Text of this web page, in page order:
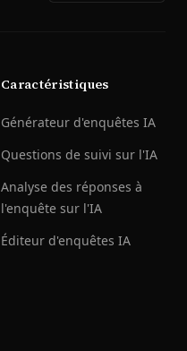
Caractéristiques
Générateur d'enquêtes IA
Questions de suivi sur l'IA
Analyse des réponses à
l'enquête sur l'IA
Éditeur d'enquêtes IA